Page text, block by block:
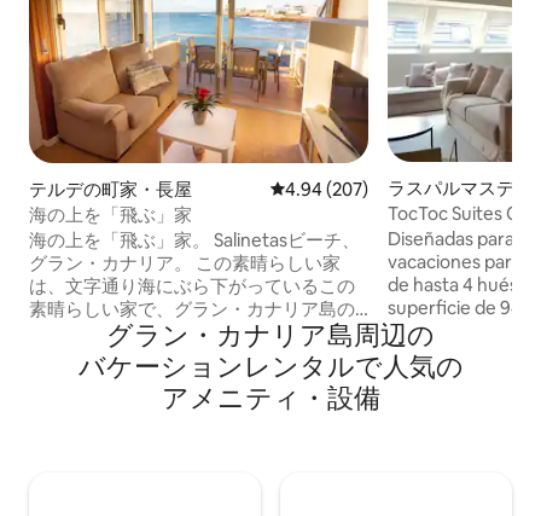
テルデの町家・長屋 レビュー207件、5つ星中4.94つ
4.94 (207)
海の上を「飛ぶ」家
海の上を「飛ぶ」家。 Salinetasビーチ、
グラン・カナリア。 この素晴らしい家
は、文字通り海にぶら下がっているこの
素晴らしい家で、グラン・カナリア島の
東海岸にある恵まれた場所にあります。
建物は岩の上を飛び回り、海に潜り込ん
で、大西洋の澄み切った海でボートに乗
っているような感覚を味わうことができ
ラスパルマスデグ
リアのサービスア
ント
TocToc Suites
ムのアパートメン
Diseñadas para
vacaciones para
de hasta 4
superficie de
dormitorios con
cama doble y
que ofrecen la
グラン・カナリア島⁠周⁠辺⁠の
バ⁠ケ⁠ー⁠シ⁠ョ⁠ン⁠レ⁠ン⁠タ⁠ル⁠で人⁠気⁠の
ア⁠メ⁠ニ⁠テ⁠ィ⁠・⁠設⁠備